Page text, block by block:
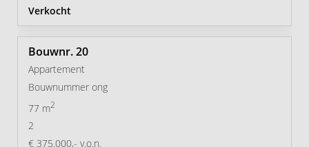
Verkocht
20
Appartement
Bouwnummer ong
77 m2
2
€ 375.000,- v.o.n.